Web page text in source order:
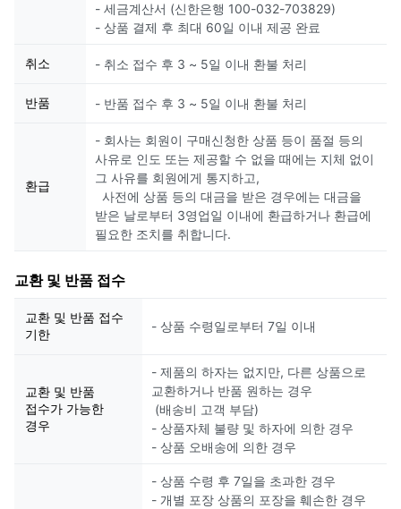
- 세금계산서 (신한은행 100-032-703829)
- 상품 결제 후 최대 60일 이내 제공 완료
취소 - 취소 접수 후 3 ~ 5일 이내 환불 처리
반품 - 반품 접수 후 3 ~ 5일 이내 환불 처리
환급
- 회사는 회원이 구매신청한 상품 등이 품절 등의
사유로 인도 또는 제공할 수 없을 때에는 지체 없이
그 사유를 회원에게 통지하고,
사전에 상품 등의 대금을 받은 경우에는 대금을
받은 날로부터 3영업일 이내에 환급하거나 환급에
필요한 조치를 취합니다.
교환 및 반품 접수
교환 및 반품 접수
기한
- 상품 수령일로부터 7일 이내
교환 및 반품
접수가 가능한
경우
- 제품의 하자는 없지만, 다른 상품으로
교환하거나 반품 원하는 경우
(배송비 고객 부담)
- 상품자체 불량 및 하자에 의한 경우
- 상품 오배송에 의한 경우
- 상품 수령 후 7일을 초과한 경우
- 개별 포장 상품의 포장을 훼손한 경우